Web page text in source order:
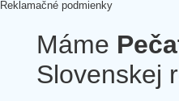
Reklamačné podmienky
Máme
Slovenskej